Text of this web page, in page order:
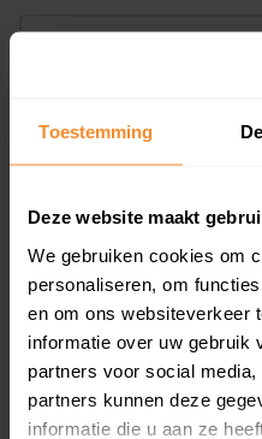
Toestemming
Deze website maakt
We gebruiken cookies om
personaliseren, om
en om ons websiteverkeer
informatie over uw gebruik
partners voor social
partners kunnen deze
informatie die u aan ze